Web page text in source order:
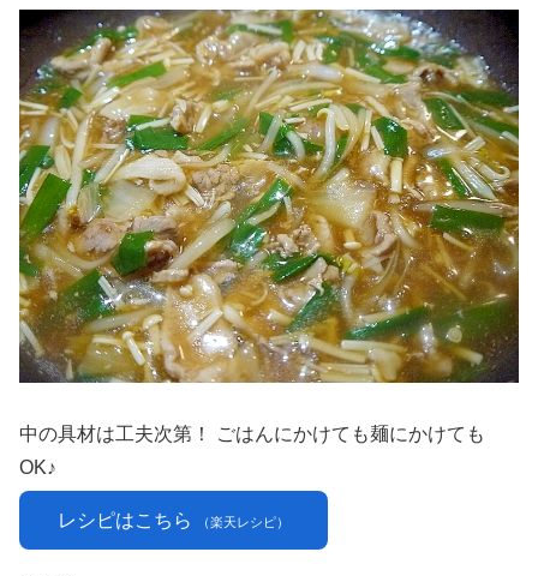
中の具材は工夫次第！ ごはんにかけても麺にかけても
OK♪
レシピはこちら （楽天レシピ）